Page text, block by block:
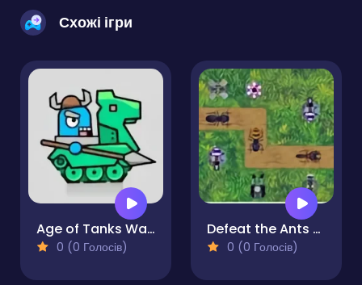
Схожі ігри
Age of Tanks Warriors: TD War
0 (0 Голосів)
Defeat the Ants TD
0 (0 Голосів)